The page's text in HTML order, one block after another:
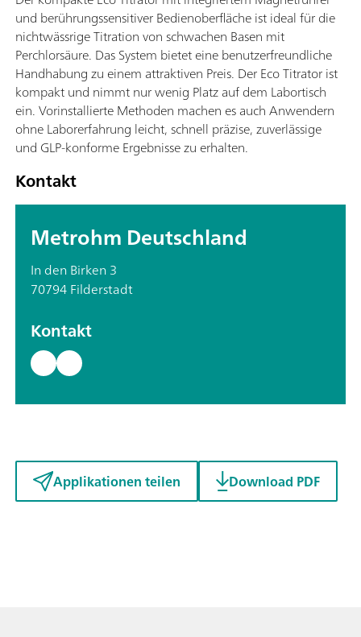
und berührungssensitiver Bedienoberfläche ist ideal für die
nichtwässrige Titration von schwachen Basen mit
Perchlorsäure. Das System bietet eine benutzerfreundliche
Handhabung zu einem attraktiven Preis. Der Eco Titrator ist
kompakt und nimmt nur wenig Platz auf dem Labortisch
ein. Vorinstallierte Methoden machen es auch Anwendern
ohne Laborerfahrung leicht, schnell präzise, zuverlässige
und GLP-konforme Ergebnisse zu erhalten.
Kontakt
Metrohm Deutschland
In den Birken 3
70794 Filderstadt
Kontakt
Applikationen teilen Download PDF